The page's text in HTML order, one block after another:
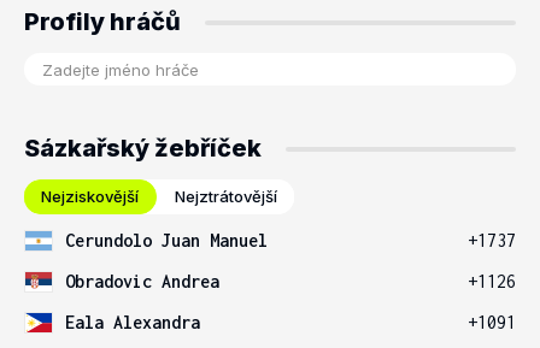
Profily hráčů
Sázkařský žebříček
Nejziskovější Nejztrátovější
Cerundolo Juan Manuel
+1737
Obradovic Andrea
+1126
Eala Alexandra
+1091